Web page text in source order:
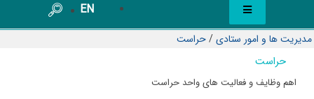
EN
مدیریت ها و امور ستادی/حراست
حراست
اهم وظایف و فعالیت های واحد حراست